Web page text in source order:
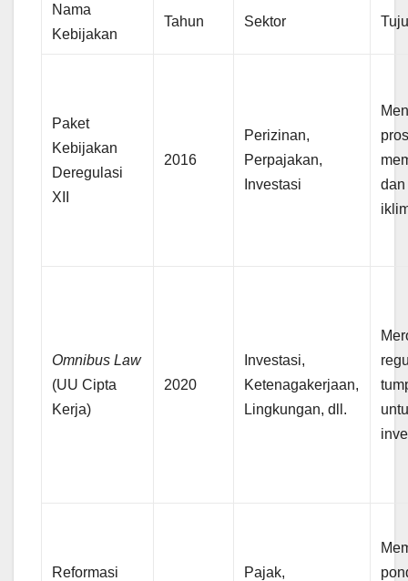
Nama
Kebijakan
Tahun Sektor
Paket
Kebijakan
Deregulasi
XII
2016
Perizinan,
Perpajakan,
Investasi
dan
Omnibus Law
(UU Cipta
Kerja)
2020
Investasi,
Ketenagakerjaan,
Lingkungan, dll.
Reformasi
Pajak,